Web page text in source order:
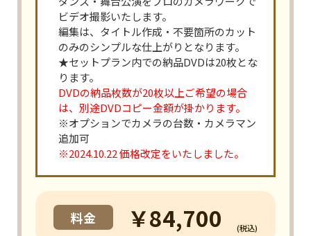
ビデオ撮影いたします。
編集は、タイトル作成・不要箇所のカット
のみのシンプルな仕上がりとなります。
★セットプラン内での納品DVDは20枚とな
ります。
DVDの納品枚数が20枚以上ご希望の場合
は、別途DVDコピー金額が掛かります。
※オプションでカメラの台数・カメラマン
追加可
※2024.10.22 価格改定をいたしました。
料金 ￥84,700 (税込)